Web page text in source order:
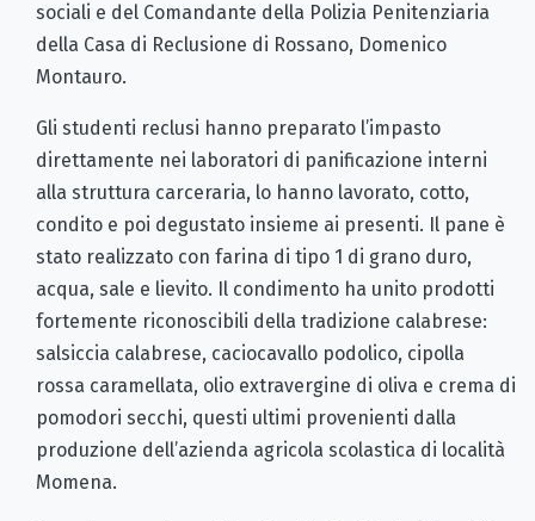
sociali e del Comandante della Polizia Penitenziaria
della Casa di Reclusione di Rossano, Domenico
Montauro.
Gli studenti reclusi hanno preparato l’impasto
direttamente nei laboratori di panificazione interni
alla struttura carceraria, lo hanno lavorato, cotto,
condito e poi degustato insieme ai presenti. Il pane è
stato realizzato con farina di tipo 1 di grano duro,
acqua, sale e lievito. Il condimento ha unito prodotti
fortemente riconoscibili della tradizione calabrese:
salsiccia calabrese, caciocavallo podolico, cipolla
rossa caramellata, olio extravergine di oliva e crema di
pomodori secchi, questi ultimi provenienti dalla
produzione dell’azienda agricola scolastica di località
Momena.